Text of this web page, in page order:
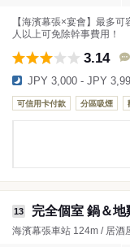
【海濱幕張×宴會】最多
人以上可免除幹事費用！
3.14
JPY 3,000 - JPY
可信用卡付款 分區吸煙
13 完全個室 鍋＆
海濱幕張車站 124m / 居酒